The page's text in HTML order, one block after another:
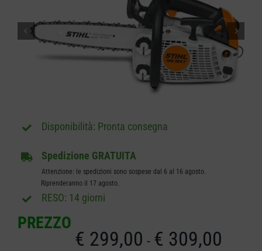
CARRELLO
Pronta consegna
Spedizione GRATUITA
Attenzione: le spedizioni sono sospese dal 6 al 16 agosto.
Riprenderanno il 17 agosto.
RESO: 14 giorni
PREZZO
€ 299,00 - € 309,00